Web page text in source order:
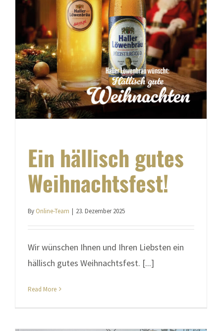
Ein hällisch gutes
Weihnachtsfest!
By Online-Team | 23. Dezember 2025
Wir wünschen Ihnen und Ihren Liebsten ein
hällisch gutes Weihnachtsfest. [...]
Read More